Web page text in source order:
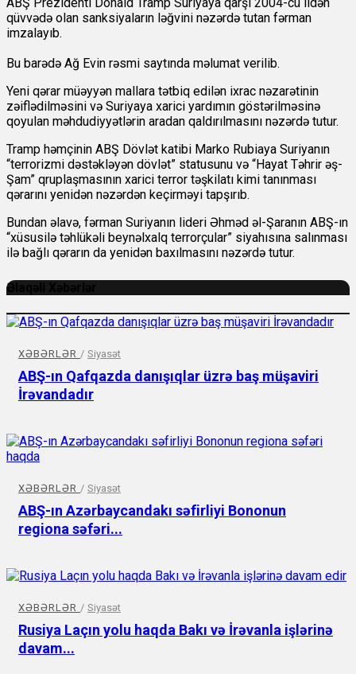
ABŞ Prezidenti Donald Tramp Suriyaya qarşı 2004-cü ildən
qüvvədə olan sanksiyaların ləğvini nəzərdə tutan fərman
imzalayıb.
Bu barədə Ağ Evin rəsmi saytında məlumat verilib.
Yeni qərar müəyyən mallara tətbiq edilən ixrac nəzarətinin
zəiflədilməsini və Suriyaya xarici yardımın göstərilməsinə
qoyulan məhdudiyyətlərin aradan qaldırılmasını nəzərdə tutur.
Tramp həmçinin ABŞ Dövlət katibi Marko Rubiaya Suriyanın
“terrorizmi dəstəkləyən dövlət” statusunu və “Hayat Təhrir əş-
Şam” qruplaşmasının xarici terror təşkilatı kimi tanınması
qərarını yenidən nəzərdən keçirməyi tapşırıb.
Bundan əlavə, fərman Suriyanın lideri Əhməd əl-Şaranın ABŞ-ın
“xüsusilə təhlükəli beynəlxalq terrorçular” siyahısına salınması
ilə bağlı qərarın da yenidən baxılmasını nəzərdə tutur.
Əlaqəli Xəbərlər
XƏBƏRLƏR / Siyasət
ABŞ-ın Qafqazda danışıqlar üzrə baş müşaviri
İrəvandadır
XƏBƏRLƏR / Siyasət
ABŞ-ın Azərbaycandakı səfirliyi Bononun
regiona səfəri...
XƏBƏRLƏR / Siyasət
Rusiya Laçın yolu haqda Bakı və İrəvanla işlərinə
davam...